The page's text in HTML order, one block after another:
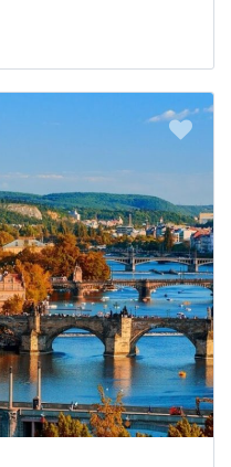
| Σαιν Τροπέ
και αναχώρηση για
στο πούλμαν και
με την
Προβηγκίας. Θα